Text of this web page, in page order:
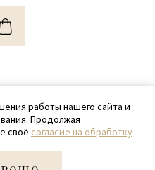
SamPack
97-87
работы нашего сайта и
Продолжая
своё согласие на обработку